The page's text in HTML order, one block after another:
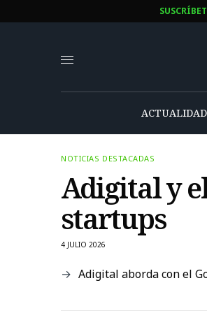
ACTUALIDAD
NOTICIAS DESTACADAS
Adigital y
startups
4 JULIO 2026
Adigital aborda con el